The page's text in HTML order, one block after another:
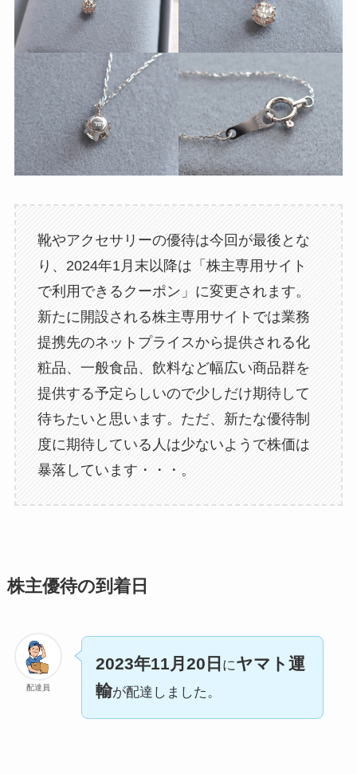
靴やアクセサリーの優待は今回が最後とな
り、2024年1月末以降は「株主専用サイト
で利用できるクーポン」に変更されます。
新たに開設される株主専用サイトでは業務
提携先のネットプライスから提供される化
粧品、一般食品、飲料など幅広い商品群を
提供する予定らしいので少しだけ期待して
待ちたいと思います。ただ、新たな優待制
度に期待している人は少ないようで株価は
暴落しています・・・。
株主優待の到着日
配達員
2023年11月20日 にヤマト運
輸が配達しました。